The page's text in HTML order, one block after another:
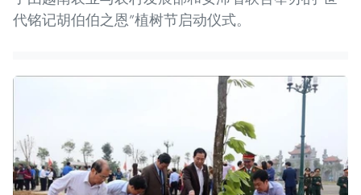
代铭记胡伯伯之恩”植树节启动仪式。